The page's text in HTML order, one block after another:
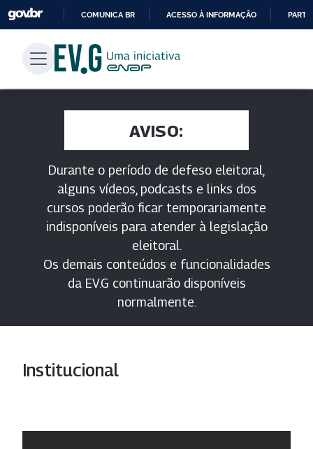
PARA
CONTEÚDO
COMUNICA BR ACESSO À INFORMAÇÃO
AVISO:
Durante o período de defeso eleitoral,
alguns vídeos, podcasts e links dos
cursos poderão ficar temporariamente
indisponíveis para atender à legislação
eleitoral.
Os demais conteúdos e funcionalidades
da EV.G continuarão disponíveis
normalmente.
Institucional